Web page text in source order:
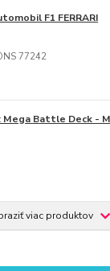
F1 FERRARI
77242
Mega Battle Deck -
viac produktov